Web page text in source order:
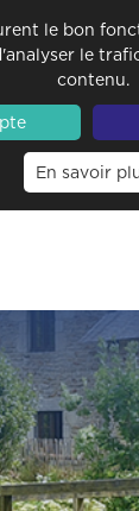
le bon
le
contenu.
En savoir